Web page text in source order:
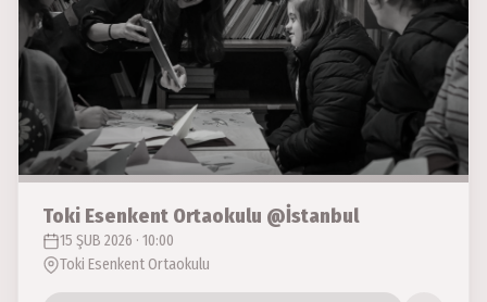
Toki Esenkent Ortaokulu @İstanbul
15 ŞUB 2026 · 10:00
Toki Esenkent Ortaokulu